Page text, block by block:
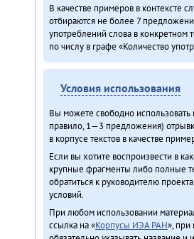
В качестве примеров в контексте
отбираются не более 7
употреблений слова в конкретном
по числу в графе «Количество
Условия использования
Вы можете свободно
правило, 1—3 предложения)
в корпусе текстов в качестве
Если вы хотите воспроизвести в
крупные фрагменты либо полные
обратиться к руководителю
условий.
При любом использовании
ссылка на «Корпусы ИЭА РАН», при